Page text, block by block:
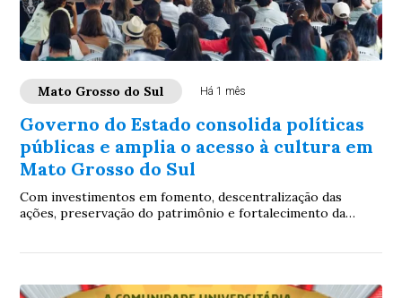
Mato Grosso do Sul Há 1 mês
Governo do Estado consolida políticas
públicas e amplia o acesso à cultura em
Mato Grosso do Sul
Com investimentos em fomento, descentralização das
ações, preservação do patrimônio e fortalecimento da